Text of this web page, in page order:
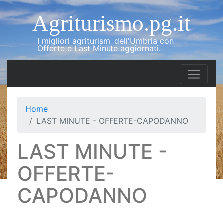
Agriturismo.pg.it
I migliori agriturismi dell'Umbria con
Offerte e Last Minute aggiornati.
Home
LAST MINUTE - OFFERTE-CAPODANNO
LAST MINUTE -
OFFERTE-
CAPODANNO